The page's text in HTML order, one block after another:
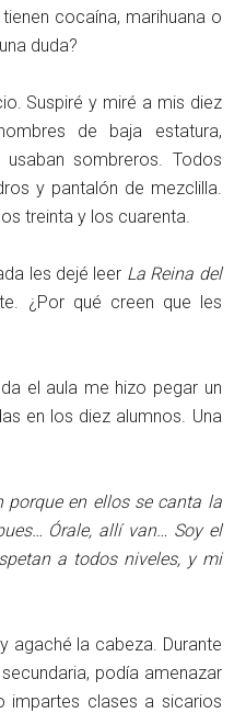
cocaína, marihuana o
duda?
Suspiré y miré a mis diez
de baja estatura,
sombreros. Todos
y pantalón de mezclilla.
treinta y los cuarenta.
les dejé leer La Reina del
¿Por qué creen que les
el aula me hizo pegar un
en los diez alumnos. Una
en ellos se canta la
Órale, allí van… Soy el
a todos niveles, y mi
agaché la cabeza. Durante
podía amenazar
impartes clases a sicarios